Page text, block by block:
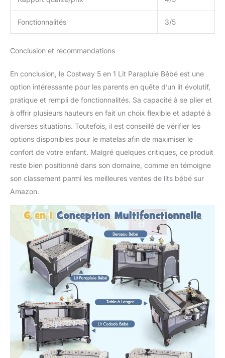
Fonctionnalités 3/5
Conclusion et recommandations
En conclusion, le Costway 5 en 1 Lit Parapluie Bébé est une
option intéressante pour les parents en quête d’un lit évolutif,
pratique et rempli de fonctionnalités. Sa capacité à se plier et
à offrir plusieurs hauteurs en fait un choix flexible et adapté à
diverses situations. Toutefois, il est conseillé de vérifier les
options disponibles pour le matelas afin de maximiser le
confort de votre enfant. Malgré quelques critiques, ce produit
reste bien positionné dans son domaine, comme en témoigne
son classement parmi les meilleures ventes de lits bébé sur
Amazon.